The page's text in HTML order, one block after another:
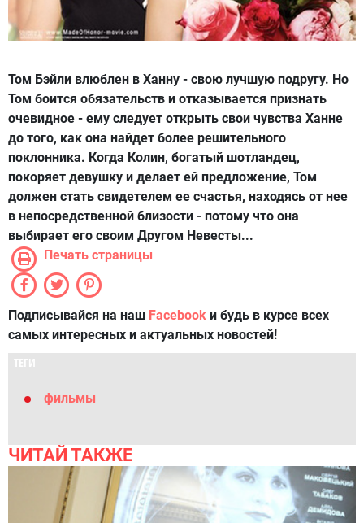
Том Бэйли влюблен в Ханну - свою лучшую подругу. Но
Том боится обязательств и отказывается признать
очевидное - ему следует открыть свои чувства Ханне
до того, как она найдет более решительного
поклонника. Когда Колин, богатый шотландец,
покоряет девушку и делает ей предложение, Том
должен стать свидетелем ее счастья, находясь от нее
в непосредственной близости - потому что она
выбирает его своим Другом Невесты...
Печать страницы
Подписывайся на наш Facebook и будь в курсе всех
самых интересных и актуальных новостей!
ТЕГИ
фильмы
ЧИТАЙ ТАКЖЕ